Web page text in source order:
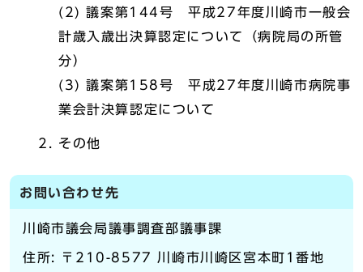
(2) 議案第144号 平成27年度川崎市一般会
計歳入歳出決算認定について（病院局の所管
分）
(3) 議案第158号 平成27年度川崎市病院事
業会計決算認定について
その他
お問い合わせ先
川崎市議会局議事調査部議事課
住所: 〒210-8577 川崎市川崎区宮本町1番地